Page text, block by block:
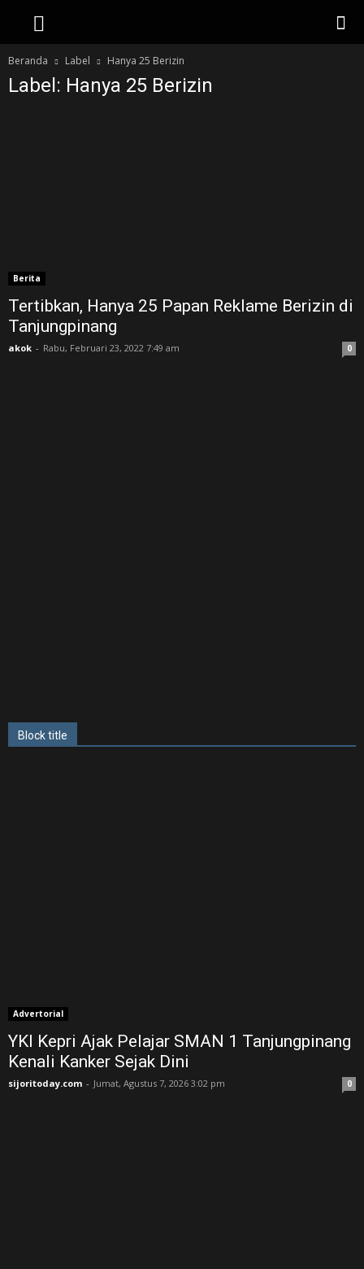
Beranda Label Hanya 25 Berizin
Label: Hanya 25 Berizin
Berita
Tertibkan, Hanya 25 Papan Reklame Berizin di
Tanjungpinang
akok - Rabu, Februari 23, 2022 7:49 am 0
Block title
Advertorial
YKI Kepri Ajak Pelajar SMAN 1 Tanjungpinang
Kenali Kanker Sejak Dini
sijoritoday.com - Jumat, Agustus 7, 2026 3:02 pm 0